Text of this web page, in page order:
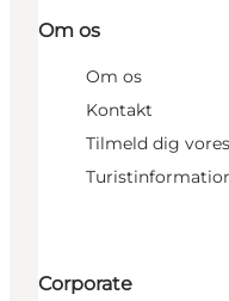
Om os
Om os
Kontakt
Tilmeld dig
Corporate